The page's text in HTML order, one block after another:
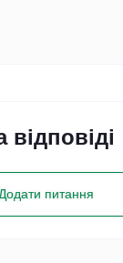
питання